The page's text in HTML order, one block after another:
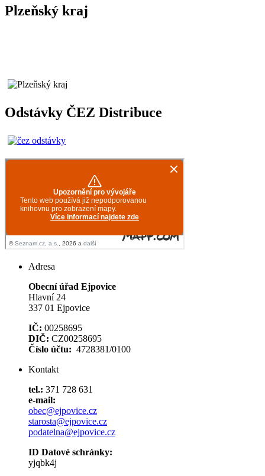
Plzeňský kraj
Odstávky ČEZ Distribuce
Adresa
Obecní úřad Ejpovice
Hlavní 24
337 01 Ejpovice
IČ: 00258695
DIČ: CZ00258695
Číslo účtu: 4728381/0100
Kontakt
tel.: 371 728 631
e-mail:
obec@ejpovice.cz
starosta@ejpovice.cz
podatelna@ejpovice.cz
ID Datové schránky:
yjqbk4j